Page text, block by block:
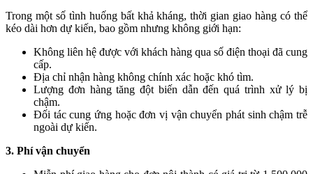
Trong một số tình huống bất khả kháng, thời gian giao hàng có thể
kéo dài hơn dự kiến, bao gồm nhưng không giới hạn:
Không liên hệ được với khách hàng qua số điện thoại đã cung
cấp.
Địa chỉ nhận hàng không chính xác hoặc khó tìm.
Lượng đơn hàng tăng đột biến dẫn đến quá trình xử lý bị
chậm.
Đối tác cung ứng hoặc đơn vị vận chuyển phát sinh chậm trễ
ngoài dự kiến.
3. Phí vận chuyển